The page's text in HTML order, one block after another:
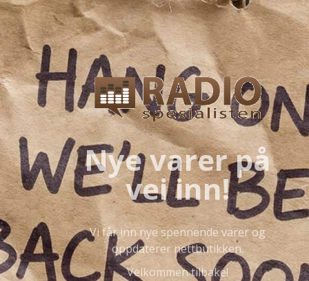
Nye varer på
vei inn!
Vi får inn nye spennende varer og
oppdaterer nettbutikken.
Velkommen tilbake!